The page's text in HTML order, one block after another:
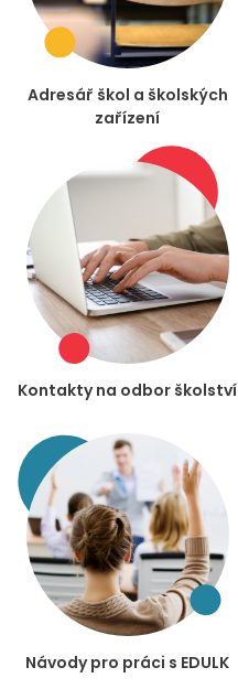
Adresář škol a školských
zařízení
Kontakty na odbor školství
Návody pro práci s EDULK